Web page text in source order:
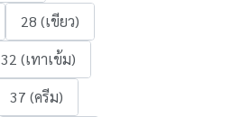
28 (เขียว)
32 (เทาเข้ม)
37 (ครีม)